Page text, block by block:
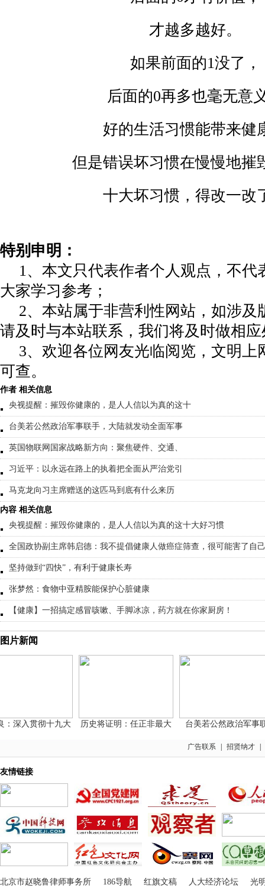
才越多越好。
如果前面的1没了，
后面的0再多也毫无意
好的生活习惯能带来健
但是错误坏习惯在慢慢地摧
十大坏习惯，得改一改
特别申明：
1、本文只代表作者个人观点，不代
大家学习参考；
2、本站属于非营利性网站，如涉及
请及时与本站联系，我们将及时做相
3、欢迎各位网友光临阅览，文明上
可查。
作者 相关信息
央视提醒：摧毁你健康的，是人人信以为真的这十
台美若公然政治军事联手，大陆就发动全面军事
英国物联网国家战略新方向：聚焦硬件、交通、
习近平：以永远在路上的执着把全面从严治党引
马克龙向习主席赠送的这匹马到底有什么来历
内容 相关信息
央视提醒：摧毁你健康的，是人人信以为真的这十大好习惯
全国政协副主席韩启德：我不提倡健康人做癌症筛查，很可能害了自
坚持做到“四快”，有利于健康长寿
张梦然：食物中亚精胺能保护心脏健康
【健康】一招搞定感冒咳嗽、手脚冰凉，药方就在你家厨房！
图片新闻
入贯彻十九大 历史将证明：任正非最大 台美若公然政治军事联
广告联系 招贤纳才
友情链接
北京市赵晓鲁律师事务所 186导航 红旗文稿 人大经济论坛
光